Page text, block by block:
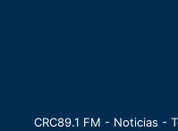
CRC89.1 FM - Noticias -